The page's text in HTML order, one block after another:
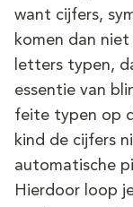
want cijfers,
komen dan
letters typen,
essentie van
feite typen op
kind de cijfers
automatische
Hierdoor loop